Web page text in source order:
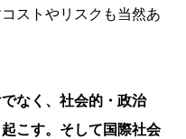
ストやリスクも当然あ
なく、社会的・政治
こす。そして国際社会